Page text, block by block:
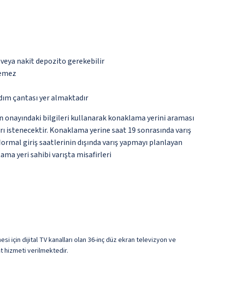
nakit depozito gerekebilir
çantası yer almaktadır
bilgileri kullanarak konaklama yerini araması
Konaklama yerine saat 19 sonrasında varış
giriş saatlerinin dışında varış yapmayı planlayan
yeri sahibi varışta misafirleri
için dijital TV kanalları olan 36-inç düz ekran televizyon ve
hizmeti verilmektedir.